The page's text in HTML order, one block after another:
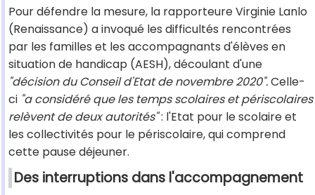
Pour défendre la mesure, la rapporteure Virginie Lanlo
(Renaissance) a invoqué les difficultés rencontrées
par les familles et les accompagnants d'élèves en
situation de handicap (AESH), découlant d'une
"décision du Conseil d'Etat de novembre 2020".Celle-
ci "a considéré que les temps scolaires et périscolaires
relèvent de deux autorités": l'Etat pour le scolaire et
les collectivités pour le périscolaire, qui comprend
cette pause déjeuner.
Des interruptions dans l'accompagnement